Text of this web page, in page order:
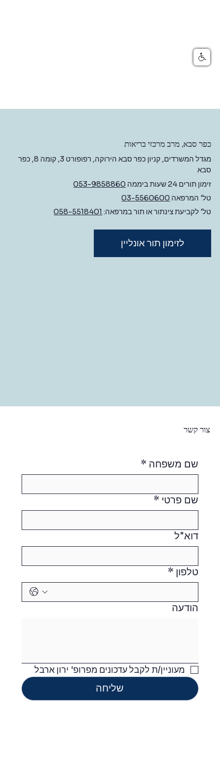
כפר סבא, מרב מרכזי בריאות
מגדל המשרדים, קניון כפר סבא הירוקה, רפופורט 3, קומה 8, כפר
סבא
זימון תורים 24 שעות ביממה
053-9858860
טל' המרפאה 03-5560600
טל' לקביעת צינתור או תור במרפאה: 058-5518401
לזימון תור אונליין
צור קשר
שם משפחה *
שם פרטי *
דוא"ל
טלפון *
הודעה
מעוניין/ת לקבל עדכונים מפרופ' ירון ארבל
שליחה